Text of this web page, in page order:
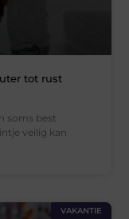
tot rust
soms best
veilig kan
VAKANTIE